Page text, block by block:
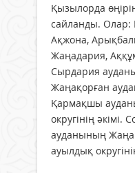
Қызылорда
сайланды.
Ақжона,
Жаңадария,
Сырдария
Жаңақорған
Қармақшы
округінің әкімі.
ауданының
ауылдық